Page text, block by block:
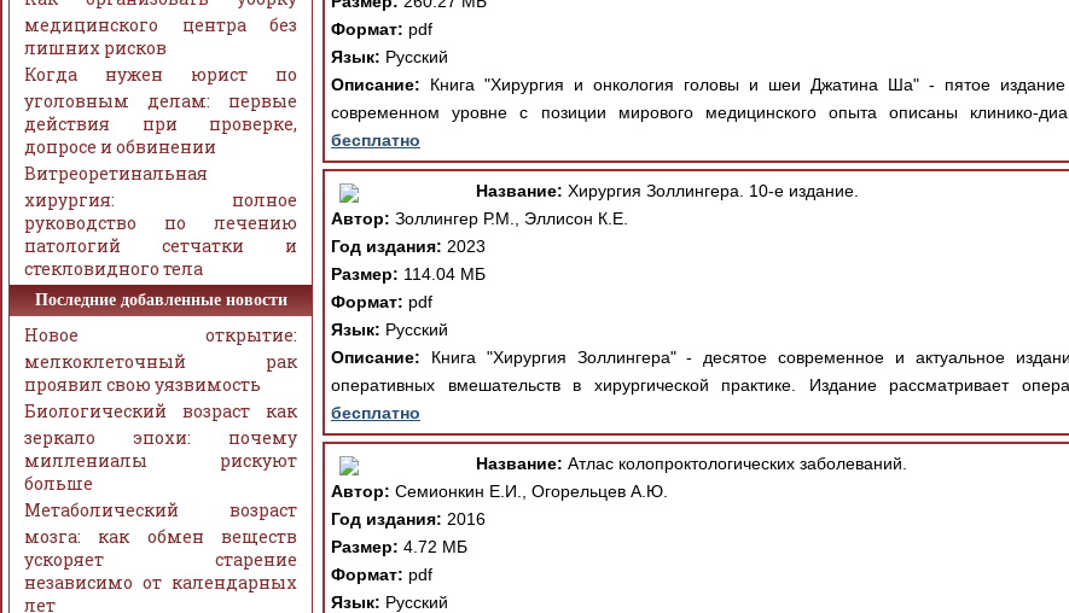
Формат: pdf
Язык: Русский
Описание: Книга "Хирургия и онкология головы и шеи Джатина Ша" - пятое издание
современном уровне с позиции мирового медицинского опыта описаны клинико-
бесплатно
Название: Хирургия Золлингера. 10-е издание.
Автор: Золлингер Р.М., Эллисон К.Е.
Год издания: 2023
Размер: 114.04 МБ
Формат: pdf
Язык: Русский
Описание: Книга "Хирургия Золлингера" - десятое современное и актуальное
оперативных вмешательств в хирургической практике. Издание рассматривает
бесплатно
Название: Атлас колопроктологических заболеваний.
Автор: Семионкин Е.И., Огорельцев А.Ю.
Год издания: 2016
Размер: 4.72 МБ
Формат: pdf
Язык: Русский
медицинского центра без
лишних рисков
Когда нужен юрист по
уголовным делам: первые
действия при проверке,
допросе и обвинении
Витреоретинальная
хирургия: полное
руководство по лечению
патологий сетчатки и
стекловидного тела
Последние добавленные новости
Новое открытие:
мелкоклеточный рак
проявил свою уязвимость
Биологический возраст как
зеркало эпохи: почему
миллениалы рискуют
больше
Метаболический возраст
мозга: как обмен веществ
ускоряет старение
независимо от календарных
лет